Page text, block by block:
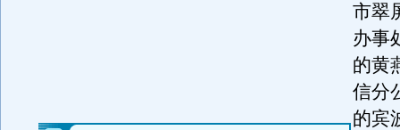
市翠
办事
的黄
信分
的宾